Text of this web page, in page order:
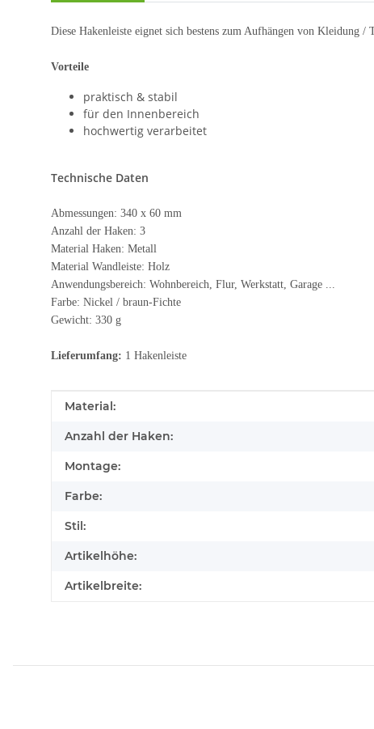
Diese Hakenleiste eignet sich bestens zum Aufhängen von Kleidung
Vorteile
praktisch & stabil
für den Innenbereich
hochwertig verarbeitet
Technische Daten
Abmessungen: 340 x 60 mm
Anzahl der Haken: 3
Material Haken: Metall
Material Wandleiste: Holz
Anwendungsbereich: Wohnbereich, Flur, Werkstatt, Garage ...
Farbe: Nickel / braun-Fichte
Gewicht: 330 g
Lieferumfang: 1 Hakenleiste
Produkteigenschaft
Wert
Material:
Anzahl der Haken:
Montage:
Farbe:
Stil:
Artikelhöhe:
Artikelbreite: